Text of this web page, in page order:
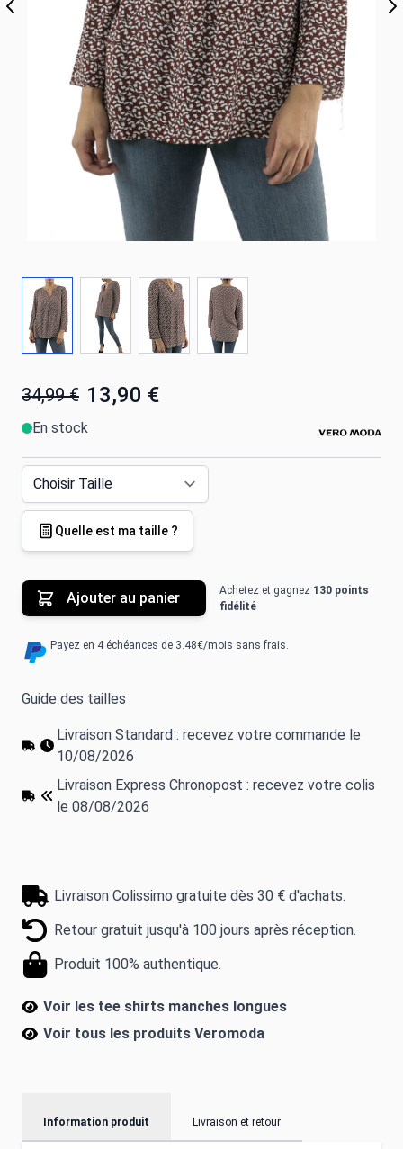
34,99 € 13,90 €
En stock
Quelle est ma taille ?
Ajouter au panier Achetez et gagnez 130 points
fidélité
Payez en 4 échéances de 3.48€/mois sans frais.
Guide des tailles
Livraison Standard : recevez votre commande le
10/08/2026
Livraison Express Chronopost : recevez votre colis
le 08/08/2026
Livraison Colissimo gratuite dès 30 € d'achats.
Retour gratuit jusqu'à 100 jours après réception.
Produit 100% authentique.
Voir les tee shirts manches longues
Voir tous les produits Veromoda
Information produit Livraison et retour